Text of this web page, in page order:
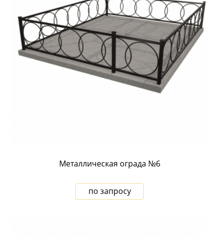
Металлическая ограда №6
по запросу